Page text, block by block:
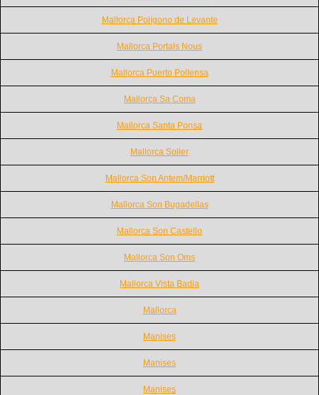
Mallorca Polígono de Levante
Mallorca Portals Nous
Mallorca Puerto Pollensa
Mallorca Sa Coma
Mallorca Santa Ponsa
Mallorca Soller
Mallorca Son Antem/Marriott
Mallorca Son Bugadellas
Mallorca Son Castello
Mallorca Son Oms
Mallorca Vista Badia
Mallorca
Manises
Manises
Manises